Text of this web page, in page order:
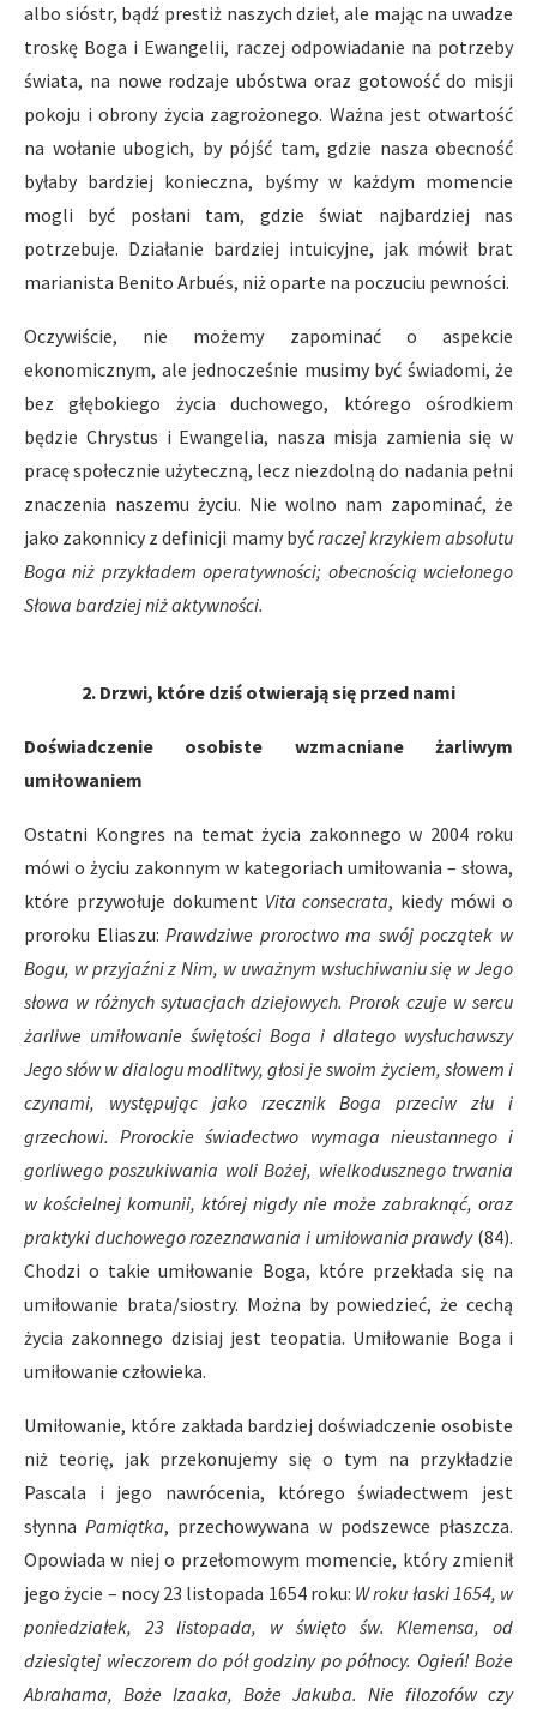
albo sióstr, bądź prestiż naszych dzieł, ale mając na uwadze
troskę Boga i Ewangelii, raczej odpowiadanie na potrzeby
świata, na nowe rodzaje ubóstwa oraz gotowość do misji
pokoju i obrony życia zagrożonego. Ważna jest otwartość
na wołanie ubogich, by pójść tam, gdzie nasza obecność
byłaby bardziej konieczna, byśmy w każdym momencie
mogli być posłani tam, gdzie świat najbardziej nas
potrzebuje. Działanie bardziej intuicyjne, jak mówił brat
marianista Benito Arbués, niż oparte na poczuciu pewności.
Oczywiście, nie możemy zapominać o aspekcie
ekonomicznym, ale jednocześnie musimy być świadomi, że
bez głębokiego życia duchowego, którego ośrodkiem
będzie Chrystus i Ewangelia, nasza misja zamienia się w
pracę społecznie użyteczną, lecz niezdolną do nadania pełni
znaczenia naszemu życiu. Nie wolno nam zapominać, że
jako zakonnicy z definicji mamy byćraczejkrzykiem absolutu
Boga niż przykładem operatywności; obecnością wcielonego
Słowa bardziej niż aktywności.
2. Drzwi, które dziś otwierają się przed nami
Doświadczenie osobiste wzmacniane żarliwym
umiłowaniem
Ostatni Kongres na temat życia zakonnego w 2004 roku
mówi o życiu zakonnym w kategoriach umiłowania – słowa,
które przywołuje dokument Vita consecrata, kiedy mówi o
proroku Eliaszu:Prawdziwe proroctwo ma swój początek w
Bogu, w przyjaźni z Nim, w uważnym wsłuchiwaniu się w Jego
słowa w różnych sytuacjach dziejowych. Prorok czuje w sercu
żarliwe umiłowanie świętości Boga i dlatego wysłuchawszy
Jego słów w dialogu modlitwy, głosi je swoim życiem, słowem i
czynami, występując jako rzecznik Boga przeciw złu i
grzechowi. Prorockie świadectwo wymaga nieustannego i
gorliwego poszukiwania woli Bożej, wielkodusznego trwania
w kościelnej komunii, której nigdy nie może zabraknąć, oraz
praktyki duchowego rozeznawania i umiłowania prawdy(84).
Chodzi o takie umiłowanie Boga, które przekłada się na
umiłowanie brata/siostry. Można by powiedzieć, że cechą
życia zakonnego dzisiaj jest teopatia. Umiłowanie Boga i
umiłowanie człowieka.
Umiłowanie, które zakłada bardziej doświadczenie osobiste
niż teorię, jak przekonujemy się o tym na przykładzie
Pascala i jego nawrócenia, którego świadectwem jest
słynnaPamiątka, przechowywana w podszewce płaszcza.
Opowiada w niej o przełomowym momencie, który zmienił
jego życie – nocy 23 listopada 1654 roku: W roku łaski 1654, w
poniedziałek, 23 listopada, w święto św. Klemensa, od
dziesiątej wieczorem do pół godziny po północy. Ogień! Boże
Abrahama, Boże Izaaka, Boże Jakuba. Nie filozofów czy